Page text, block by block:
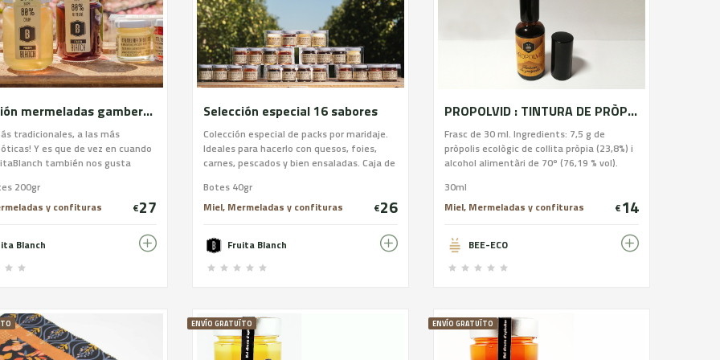
Selección mermeladas gamberras
tradicionales, a las más
Y es que de vez en cuando
también nos gusta
de mermelades con sabores
De mojito, de gintónic , de
200gr
y confituras
€27
Blanch
Selección especial 16 sabores
Colección especial de packs por maridaje.
Ideales para hacerlo con quesos, foies,
carnes, pescados y bien ensaladas. Caja de
Botes 40gr
Miel, Mermeladas y confituras
€26
Fruita Blanch
PROPOLVID : TINTURA DE PRÒPOLIS
Frasc de 30 ml. Ingredients: 7,5 g de
pròpolis ecològic de collita pròpia (23,8%) i
alcohol alimentàri de 70º (76,19 % vol).
30ml
Miel, Mermeladas y confituras
€14
BEE-ECO
ENVÍO GRATUÏTO ENVÍO GRATUÏTO